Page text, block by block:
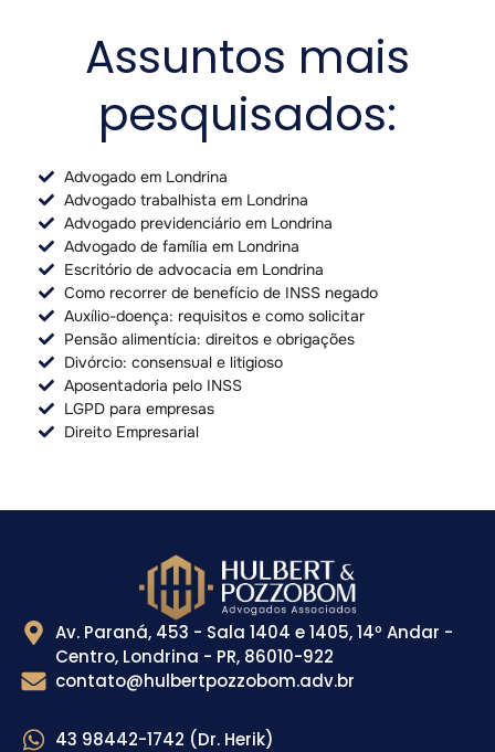
Assuntos mais
pesquisados:
Advogado em Londrina
Advogado trabalhista em Londrina
Advogado previdenciário em Londrina
Advogado de família em Londrina
Escritório de advocacia em Londrina
Como recorrer de benefício de INSS negado
Auxílio-doença: requisitos e como solicitar
Pensão alimentícia: direitos e obrigações
Divórcio: consensual e litigioso
Aposentadoria pelo INSS
LGPD para empresas
Direito Empresarial
Av. Paraná, 453 - Sala 1404 e 1405, 14º Andar -
Centro, Londrina - PR, 86010-922
contato@hulbertpozzobom.adv.br
43 98442-1742 (Dr. Herik)